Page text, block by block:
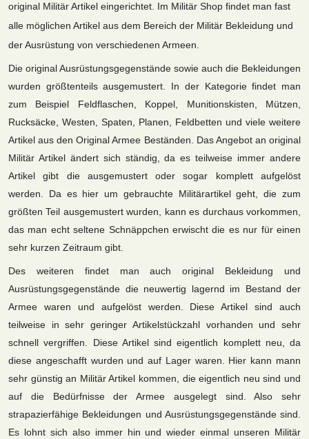
original Militär Artikel eingerichtet. Im Militär Shop findet man fast
alle möglichen Artikel aus dem Bereich der Militär Bekleidung und
der Ausrüstung von verschiedenen Armeen.
Die original Ausrüstungsgegenstände sowie auch die Bekleidungen
wurden größtenteils ausgemustert. In der Kategorie findet man
zum Beispiel Feldflaschen, Koppel, Munitionskisten, Mützen,
Rucksäcke, Westen, Spaten, Planen, Feldbetten und viele weitere
Artikel aus den Original Armee Beständen. Das Angebot an original
Militär Artikel ändert sich ständig, da es teilweise immer andere
Artikel gibt die ausgemustert oder sogar komplett aufgelöst
werden. Da es hier um gebrauchte Militärartikel geht, die zum
größten Teil ausgemustert wurden, kann es durchaus vorkommen,
das man echt seltene Schnäppchen erwischt die es nur für einen
sehr kurzen Zeitraum gibt.
Des weiteren findet man auch original Bekleidung und
Ausrüstungsgegenstände die neuwertig lagernd im Bestand der
Armee waren und aufgelöst werden. Diese Artikel sind auch
teilweise in sehr geringer Artikelstückzahl vorhanden und sehr
schnell vergriffen. Diese Artikel sind eigentlich komplett neu, da
diese angeschafft wurden und auf Lager waren. Hier kann mann
sehr günstig an Militär Artikel kommen, die eigentlich neu sind und
auf die Bedürfnisse der Armee ausgelegt sind. Also sehr
strapazierfähige Bekleidungen und Ausrüstungsgegenstände sind.
Es lohnt sich also immer hin und wieder einmal unseren Militär